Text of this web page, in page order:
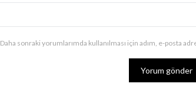
Daha sonraki yorumlarımda kullanılması için adım, e-posta